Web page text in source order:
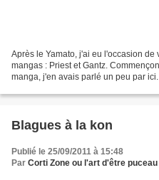
Après le Yamato, j'ai eu l'occasion
mangas : Priest et Gantz.
manga, j'en avais parlé un peu par
Blagues à la kon
Publié le 25/09/2011 à 15:48
Par Corti Zone ou l'art d'être